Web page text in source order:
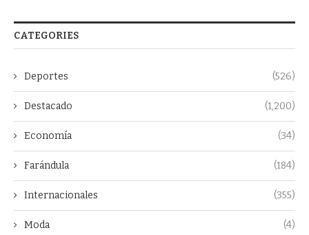
CATEGORIES
Deportes (526)
Destacado (1,200)
Economía (34)
Farándula (184)
Internacionales (355)
Moda (4)